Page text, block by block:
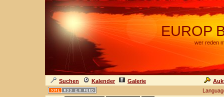
EUROP
wer reden
Suchen Kalender Galerie